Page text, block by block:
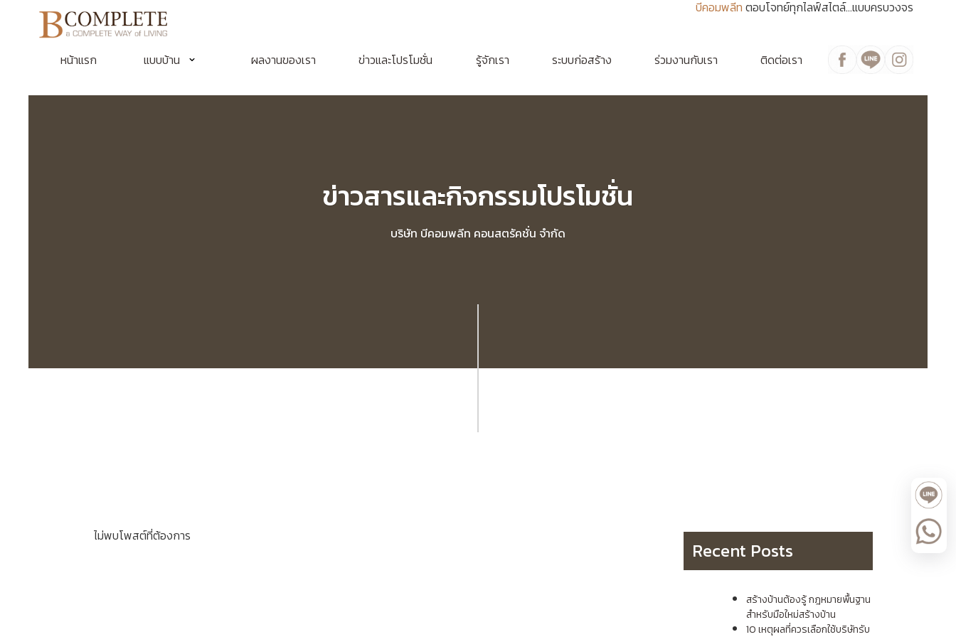
บีคอมพลีท ตอบโจทย์ทุกไลฟ์สไตล์...แบบครบวงจร
หน้าแรก แบบบ้าน ผลงานของเรา ข่าวและโปรโมชั่น รู้จักเรา ระบบก่อสร้าง ร่วมงานกับเรา ติดต่อเรา
ข่าวสารและกิจกรรมโปรโมชั่น
บริษัท บีคอมพลีท คอนสตรัคชั่น จำกัด
ไม่พบโพสต์ที่ต้องการ
Recent Posts
สร้างบ้านต้องรู้ กฎหมายพื้นฐาน
สำหรับมือใหม่สร้างบ้าน
10 เหตุผลที่ควรเลือกใช้บริษัทรับ